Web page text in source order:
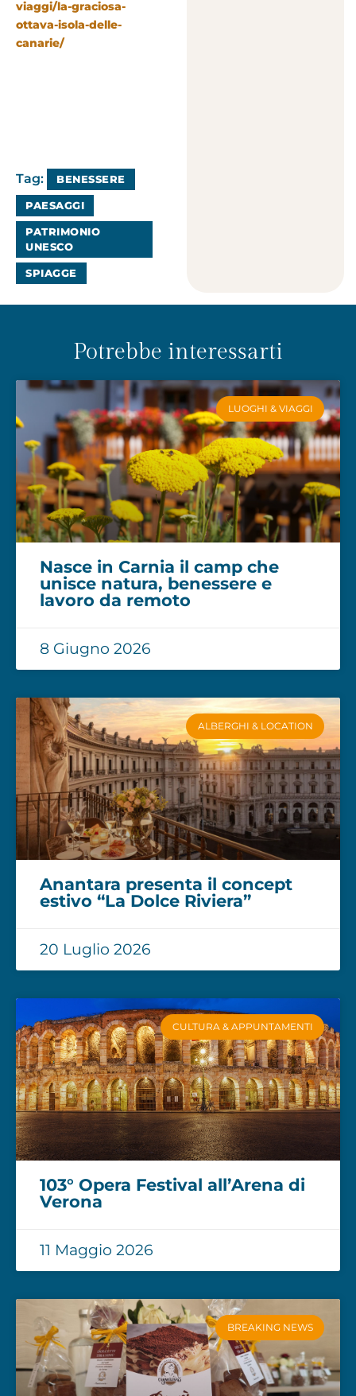
viaggi/la-graciosa-
ottava-isola-delle-
canarie/
Tag: BENESSERE
PAESAGGI
PATRIMONIO
UNESCO
SPIAGGE
Potrebbe interessarti
LUOGHI & VIAGGI
Nasce in Carnia il camp che
unisce natura, benessere e
lavoro da remoto
8 Giugno 2026
ALBERGHI & LOCATION
Anantara presenta il concept
estivo “La Dolce Riviera”
20 Luglio 2026
CULTURA & APPUNTAMENTI
103° Opera Festival all’Arena di
Verona
11 Maggio 2026
BREAKING NEWS